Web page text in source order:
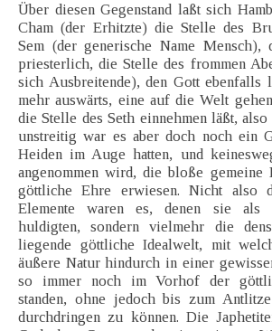
Über diesen Gegenstand laßt sich
Cham (der Erhitzte) die Stelle des
Sem (der generische Name Mensch),
priesterlich, die Stelle des frommen
sich Ausbreitende), den Gott ebenfalls
mehr auswärts, eine auf die Welt
die Stelle des Seth einnehmen läßt, also
unstreitig war es aber doch noch ein
Heiden im Auge hatten, und
angenommen wird, die bloße gemeine
göttliche Ehre erwiesen. Nicht also
Elemente waren es, denen sie als
huldigten, sondern vielmehr die
liegende göttliche Idealwelt, mit
äußere Natur hindurch in einer
so immer noch im Vorhof der
standen, ohne jedoch bis zum
durchdringen zu können. Die